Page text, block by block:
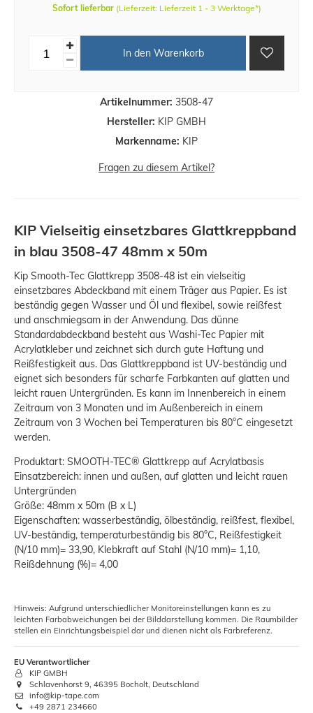
Artikelnummer: 3508-47
Hersteller: KIP GMBH
Markenname: KIP
Sofort lieferbar (Lieferzeit: Lieferzeit 1 - 3 Werktage*)
In den Warenkorb
Fragen zu diesem Artikel?
KIP Vielseitig einsetzbares Glattkreppband
in blau 3508-47 48mm x 50m
Kip Smooth-Tec Glattkrepp 3508-48 ist ein vielseitig
einsetzbares Abdeckband mit einem Träger aus Papier. Es ist
beständig gegen Wasser und Öl und flexibel, sowie reißfest
und anschmiegsam in der Anwendung. Das dünne
Standardabdeckband besteht aus Washi-Tec Papier mit
Acrylatkleber und zeichnet sich durch gute Haftung und
Reißfestigkeit aus. Das Glattkreppband ist UV-beständig und
eignet sich besonders für scharfe Farbkanten auf glatten und
leicht rauen Untergründen. Es kann im Innenbereich in einem
Zeitraum von 3 Monaten und im Außenbereich in einem
Zeitraum von 3 Wochen bei Temperaturen bis 80°C eingesetzt
werden.
Produktart: SMOOTH-TEC® Glattkrepp auf Acrylatbasis
Einsatzbereich: innen und außen, auf glatten und leicht rauen
Untergründen
Größe: 48mm x 50m (B x L)
Eigenschaften: wasserbeständig, ölbeständig, reißfest, flexibel,
UV-beständig, temperaturbeständig bis 80°C, Reißfestigkeit
(N/10 mm)= 33,90, Klebkraft auf Stahl (N/10 mm)= 1,10,
Reißdehnung (%)= 4,00
Hinweis: Aufgrund unterschiedlicher Monitoreinstellungen kann es zu
leichten Farbabweichungen bei der Bilddarstellung kommen. Die Raumbilder
stellen ein Einrichtungsbeispiel dar und dienen nicht als Farbreferenz.
EU Verantwortlicher
KIP GMBH
Schlavenhorst 9, 46395 Bocholt, Deutschland
info@kip-tape.com
+49 2871 234660